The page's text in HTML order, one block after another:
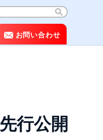
コ
ッ
お問い合わせ
行公開